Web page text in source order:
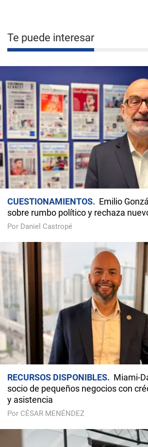
Te puede interesar
CUESTIONAMIENTOS
Emilio
sobre rumbo político y rechaza
Por Daniel Castropé
RECURSOS DISPONIBLES
Miami-
socio de pequeños negocios con
y asistencia
Por CÉSAR MENÉNDEZ